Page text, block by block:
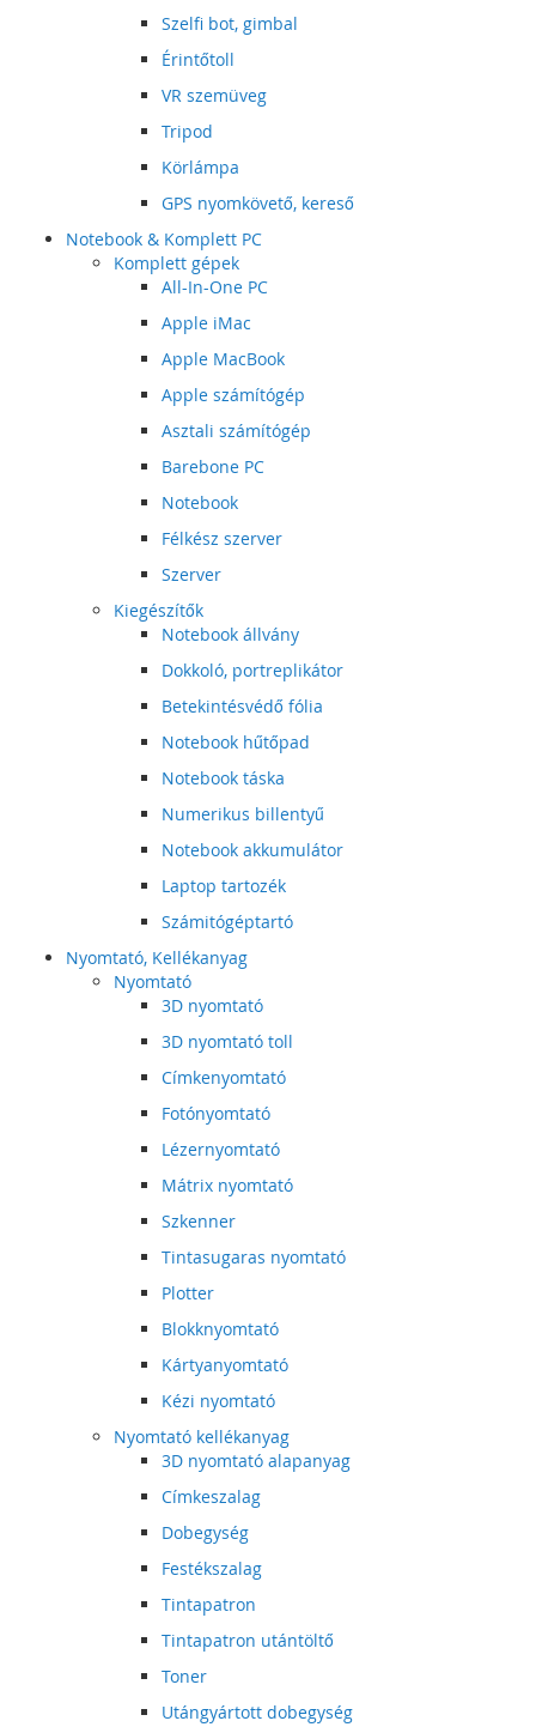
Szelfi bot, gimbal
Érintőtoll
VR szemüveg
Tripod
Körlámpa
GPS nyomkövető, kereső
Notebook & Komplett PC
Komplett gépek
All-In-One PC
Apple iMac
Apple MacBook
Apple számítógép
Asztali számítógép
Barebone PC
Notebook
Félkész szerver
Szerver
Kiegészítők
Notebook állvány
Dokkoló, portreplikátor
Betekintésvédő fólia
Notebook hűtőpad
Notebook táska
Numerikus billentyű
Notebook akkumulátor
Laptop tartozék
Számitógéptartó
Nyomtató, Kellékanyag
Nyomtató
3D nyomtató
3D nyomtató toll
Címkenyomtató
Fotónyomtató
Lézernyomtató
Mátrix nyomtató
Szkenner
Tintasugaras nyomtató
Plotter
Blokknyomtató
Kártyanyomtató
Kézi nyomtató
Nyomtató kellékanyag
3D nyomtató alapanyag
Címkeszalag
Dobegység
Festékszalag
Tintapatron
Tintapatron utántöltő
Toner
Utángyártott dobegység